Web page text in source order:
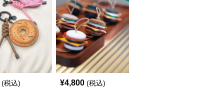
(税込) ¥4,800 (税込)